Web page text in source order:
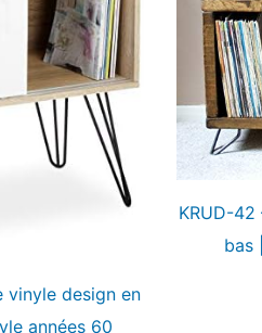
vinyle design en
années 60
KRUD-
bas